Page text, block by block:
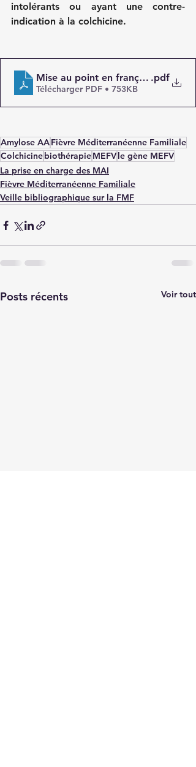
intolérants ou ayant une contre-
indication à la colchicine.
Mise au point en français sur la FMF
.pdf
Télécharger PDF • 753KB
Amylose AAFièvre Méditerranéenne Familiale
ColchicinebiothérapieMEFVle gène MEFV
La prise en charge des MAI
Fièvre Méditerranéenne Familiale
Veille bibliographique sur la FMF
Posts récents Voir tout